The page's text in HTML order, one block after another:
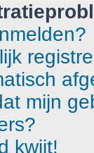
mijn
kwijt!